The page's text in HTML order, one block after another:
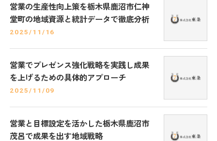
営業の生産性向上策を栃木県鹿沼市仁神
堂町の地域資源と統計データで徹底分析
2025/11/16
営業でプレゼンス強化戦略を実践し成果
を上げるための具体的アプローチ
2025/11/09
営業と目標設定を活かした栃木県鹿沼市
茂呂で成果を出す地域戦略